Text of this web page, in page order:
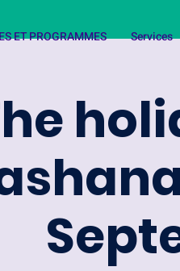
ET PROGRAMMES Services